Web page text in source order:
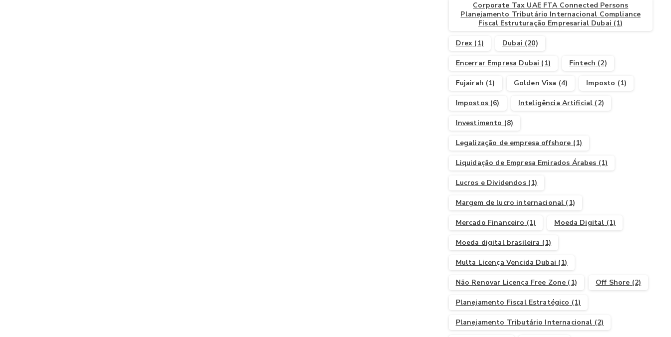
Corporate Tax UAE FTA Connected Persons
Planejamento Tributário Internacional Compliance
Fiscal Estruturação Empresarial Dubai (1)
Drex (1) Dubai (20)
Encerrar Empresa Dubai (1) Fintech (2)
Fujairah (1) Golden Visa (4) Imposto (1)
Impostos(6) Inteligência Artificial (2)
Investimento (8)
Legalização de empresa offshore (1)
Liquidação de Empresa Emirados Árabes (1)
Lucros e Dividendos(1)
Margem de lucro internacional (1)
Mercado Financeiro (1) Moeda Digital (1)
Moeda digital brasileira (1)
Multa Licença Vencida Dubai (1)
Não Renovar Licença Free Zone (1) Off Shore (2)
Planejamento Fiscal Estratégico (1)
Planejamento Tributário Internacional (2)